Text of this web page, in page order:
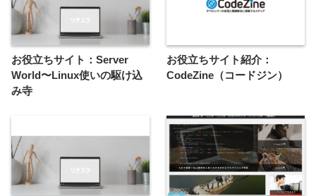
お役立ちサイト：Server
World〜Linux使いの駆け込
み寺
お役立ちサイト紹介：
CodeZine（コードジン）